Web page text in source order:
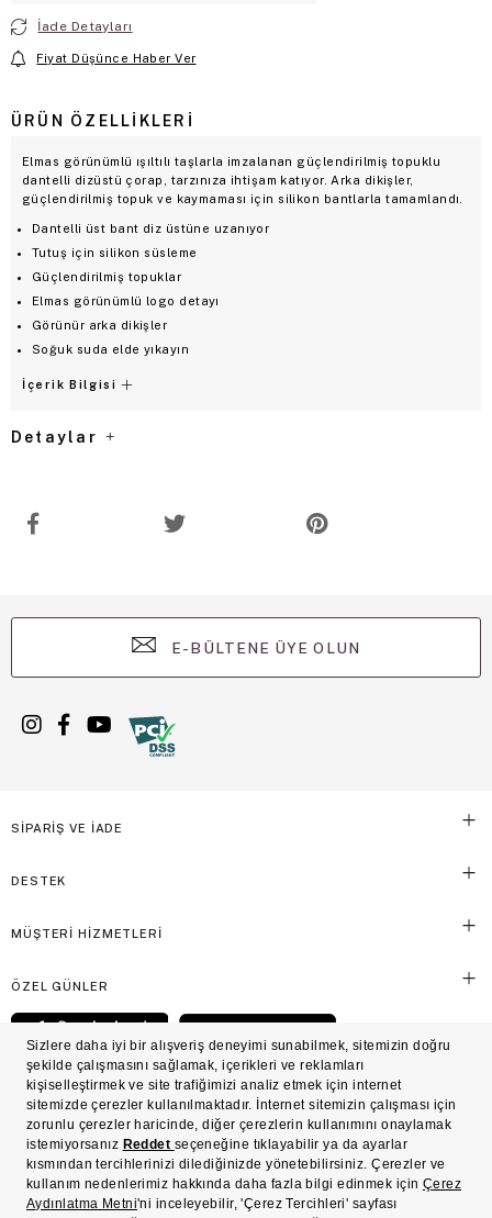
İade Detayları
Fiyat Düşünce Haber Ver
ÜRÜN ÖZELLIKLERI
Elmas görünümlü ışıltılı taşlarla imzalanan güçlendirilmiş topuklu
dantelli dizüstü çorap, tarzınıza ihtişam katıyor. Arka dikişler,
güçlendirilmiş topuk ve kaymaması için silikon bantlarla tamamlandı.
Dantelli üst bant diz üstüne uzanıyor
Tutuş için silikon süsleme
Güçlendirilmiş topuklar
Elmas görünümlü logo detayı
Görünür arka dikişler
Soğuk suda elde yıkayın
İçerik Bilgisi
Detaylar
E-BÜLTENE ÜYE OLUN
SİPARİŞ VE İADE
DESTEK
MÜŞTERİ HİZMETLERİ
ÖZEL GÜNLER
© Victoria's Secret Shaya Mağazacılık A.Ş. Franchise lisansı aracılığıyla işletilen ticari
markasıdır. Her hakkı saklıdır.
Süreç Bazlı Müşteri Aydınlatma Metni
Üyelik ve Gizlilik Sözleşmesi
İşlem Rehberi